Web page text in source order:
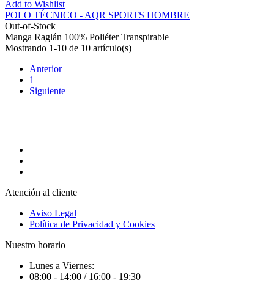
Add to Wishlist
POLO TÉCNICO - AQR SPORTS HOMBRE
Out-of-Stock
Manga Raglán 100% Poliéter Transpirable
Mostrando 1-10 de 10 artículo(s)
Anterior
1
Siguiente
Atención al cliente
Aviso Legal
Política de Privacidad y Cookies
Nuestro horario
Lunes a Viernes:
08:00 - 14:00 / 16:00 - 19:30